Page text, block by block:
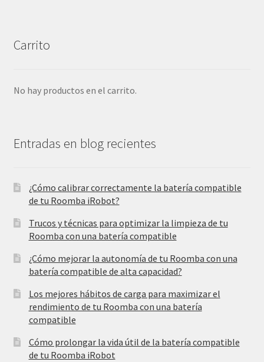
Carrito
No hay productos en el carrito.
Entradas en blog recientes
¿Cómo calibrar correctamente la batería compatible
de tu Roomba iRobot?
Trucos y técnicas para optimizar la limpieza de tu
Roomba con una batería compatible
¿Cómo mejorar la autonomía de tu Roomba con una
batería compatible de alta capacidad?
Los mejores hábitos de carga para maximizar el
rendimiento de tu Roomba con una batería
compatible
Cómo prolongar la vida útil de la batería compatible
de tu Roomba iRobot